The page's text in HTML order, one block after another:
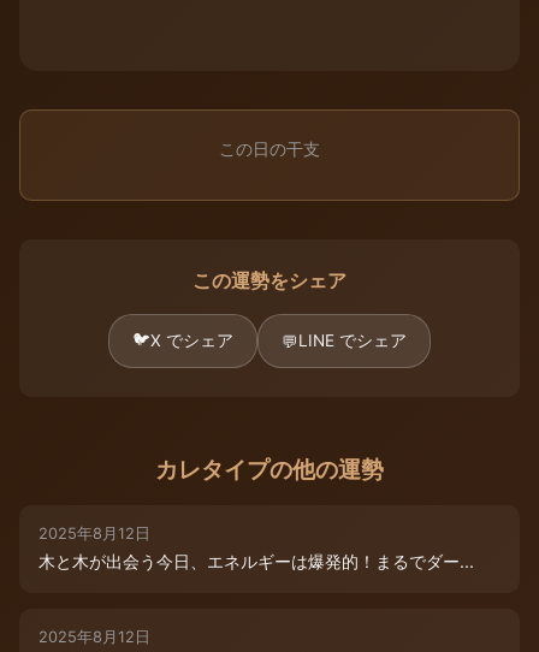
この日の干支
この運勢をシェア
🐦X でシェア 💬LINE でシェア
カレタイプの他の運勢
2025年8月12日
木と木が出会う今日、エネルギーは爆発的！まるでダー...
2025年8月12日